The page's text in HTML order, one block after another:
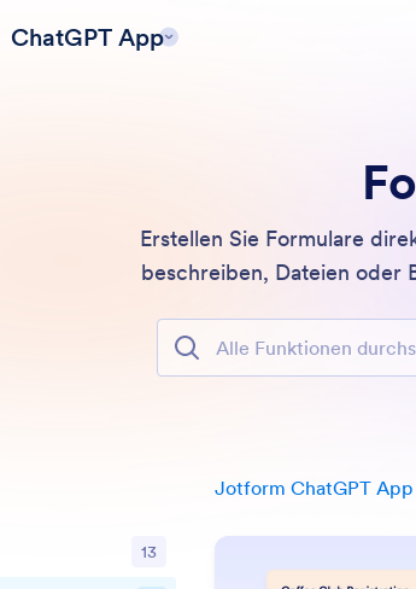
ChatGPT App
Erstellen Sie Formulare
beschreiben, Dateien oder
Alle Funktionen
Jotform ChatGPT App
13